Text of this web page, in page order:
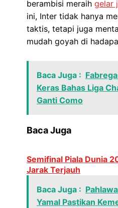
berambisi meraih gelar
ini, Inter tidak hanya
taktis, tetapi juga
mudah goyah di
Baca Juga :
Keras Bahas Liga
Ganti Como
Baca Juga
Semifinal Piala Dunia
Jarak Terjauh
Baca Juga :
Yamal Pastikan